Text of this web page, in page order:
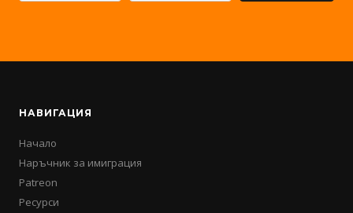
НАВИГАЦИЯ
Начало
Наръчник за имиграция
Patreon
Ресурси